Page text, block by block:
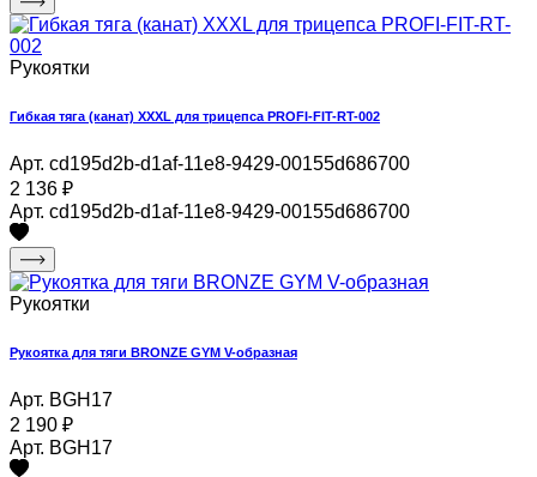
Рукоятки
Гибкая тяга (канат) XXXL для трицепса PROFI-FIT-RT-002
Арт. cd195d2b-d1af-11e8-9429-00155d686700
2 136 ₽
Арт. cd195d2b-d1af-11e8-9429-00155d686700
Рукоятки
Рукоятка для тяги BRONZE GYM V-образная
Арт. BGH17
2 190 ₽
Арт. BGH17